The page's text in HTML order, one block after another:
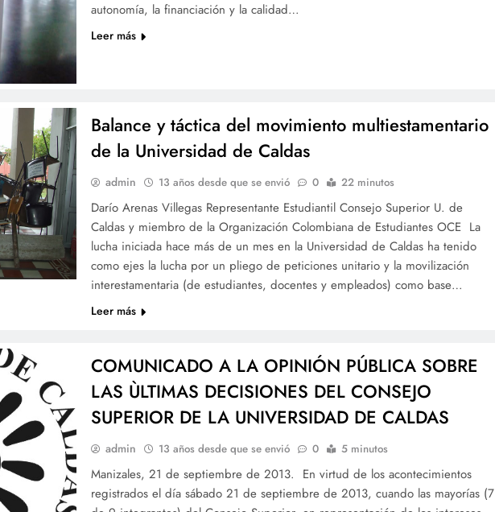
autonomía, la financiación y la calidad…
Leer más
Balance y táctica del movimiento multiestamentario
de la Universidad de Caldas
admin 13 años desde que se envió 0 22 minutos
Darío Arenas Villegas Representante Estudiantil Consejo Superior U. de
Caldas y miembro de la Organización Colombiana de Estudiantes OCE La
lucha iniciada hace más de un mes en la Universidad de Caldas ha tenido
como ejes la lucha por un pliego de peticiones unitario y la movilización
interestamentaria (de estudiantes, docentes y empleados) como base…
Leer más
COMUNICADO A LA OPINIÓN PÚBLICA SOBRE
LAS ÙLTIMAS DECISIONES DEL CONSEJO
SUPERIOR DE LA UNIVERSIDAD DE CALDAS
admin 13 años desde que se envió 0 5 minutos
Manizales, 21 de septiembre de 2013. En virtud de los acontecimientos
registrados el día sábado 21 de septiembre de 2013, cuando las mayorías (7